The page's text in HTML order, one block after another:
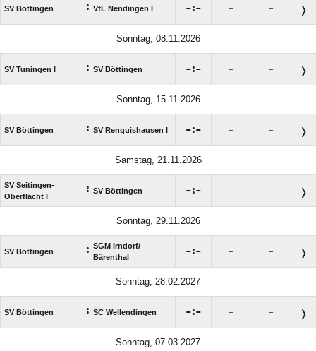
SV Böttingen : VfL Nendingen I : – –
Sonntag, 08.11.2026
SV Tuningen I : SV Böttingen : – –
Sonntag, 15.11.2026
SV Böttingen : SV Renquishausen I : – –
Samstag, 21.11.2026
SV Seitingen-
Oberflacht I
: SV Böttingen : – –
Sonntag, 29.11.2026
SV Böttingen : SGM Irndorf/​
Bärenthal
: – –
Sonntag, 28.02.2027
SV Böttingen : SC Wellendingen : – –
Sonntag, 07.03.2027